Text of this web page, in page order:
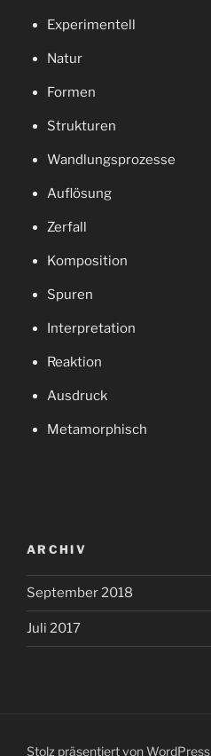
Experimentell
Natur
Formen
Strukturen
Wandlungsprozesse
Auflösung
Zerfall
Komposition
Spuren
Interpretation
Reaktion
Ausdruck
Metamorphisch
ARCHIV
September 2018
Juli 2017
Stolz präsentiert von WordPress